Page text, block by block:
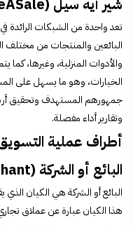
تعد واحدة من الشبكات
البائعين والمنتجات من مختلف
والأدوات المنزلية، وغيرها، كما
الخيارات، وهو ما يسهل على
جمهورهم المستهدف وتحقيق
وتقارير أداء مفصلة.
أطراف عملية
البائع أو الشركة (Merchant)
البائع أو الشركة هي الكيان
هذا الكيان عبارة عن عملاق